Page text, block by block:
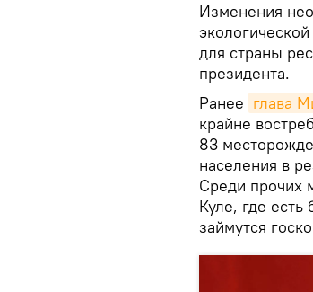
Изменения
для страны
президента.
Ранее глава
крайне
83
населения в
Среди прочих
Куле, где есть
займутся